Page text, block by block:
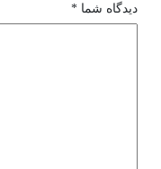
دیدگاه شما *